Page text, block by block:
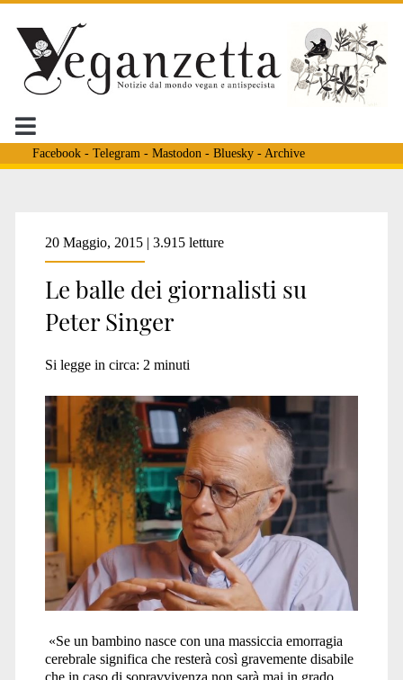
Facebook- Telegram - Mastodon - Bluesky- Archive
Tag:
<span>Il
Giornale</span>
20 Maggio, 2015 | 3.915 letture
Le balle dei giornalisti su
Peter Singer
Si legge in circa: 2 minuti
«Se un bambino nasce con una massiccia emorragia
cerebrale significa che resterà così gravemente disabile
che in caso di sopravvivenza non sarà mai in grado